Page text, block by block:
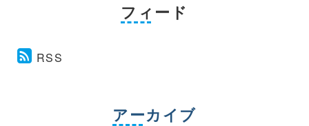
フィード
RSS
アーカイブ